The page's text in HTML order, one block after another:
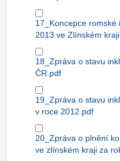
17_Koncepce
2013 ve Zlínském
18_Zpráva o stavu
ČR.pdf
19_Zpráva o stavu
v roce 2012.pdf
20_Zpráva o plnění
ve zlínském kraji za